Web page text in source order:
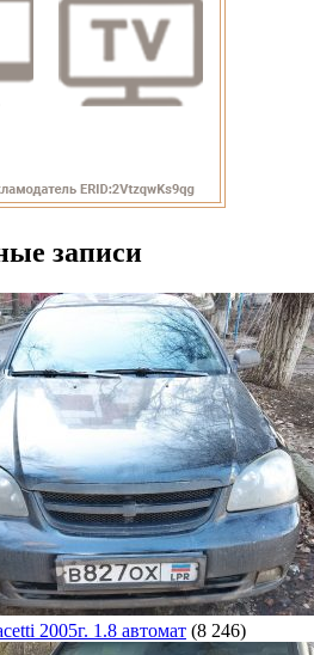
записи
2005г. 1.8 автомат (8 246)